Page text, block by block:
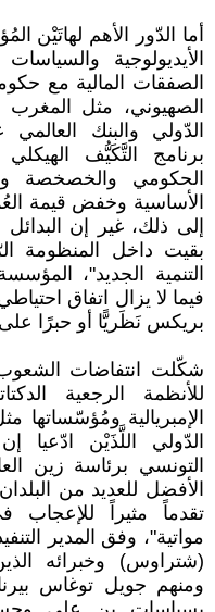
أما الدّور الأهم لهاتَيْن
الأيديولوجية والسياسات
الصفقات المالية مع
الصهيوني، مثل
الدّولي والبنك
برنامج التَّكَيُّف
الحكومي والخصخصة
الأساسية وخفض قيمة
إلى ذلك، غير إن
بقيت داخل المنظومة
التنمية الجديد"،
فيما لا يزال اتفاق
بريكس نَظَريًّا أو حبرًا
للأنظمة الرجعية
الإمبريالية ومُؤسّساتها
الدّولي اللَّذَيْن ادّعيا
التونسي برئاسة زين
الأفضل للعديد من
تقدماً مثيراً للإعجاب
مواتية"، وفق المدير
(شتراوس) وخبرائه
ومنهم جويل توغاس